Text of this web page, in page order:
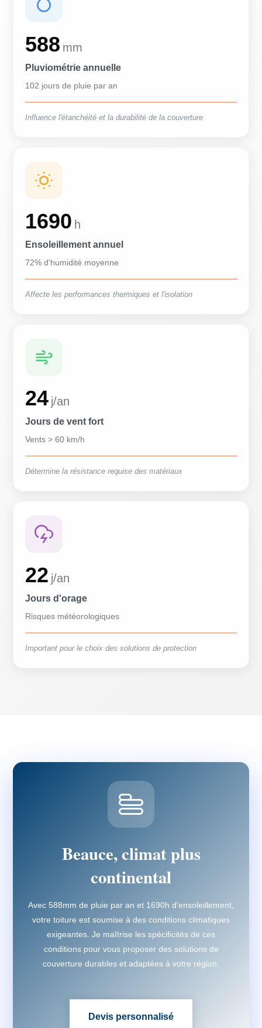
588 mm
Pluviométrie annuelle
102 jours de pluie par an
Influence l'étanchéité et la durabilité de la couverture
1690 h
Ensoleillement annuel
72% d'humidité moyenne
Affecte les performances thermiques et l'isolation
24 j/an
Jours de vent fort
Vents > 60 km/h
Détermine la résistance requise des matériaux
22 j/an
Jours d'orage
Risques météorologiques
Important pour le choix des solutions de protection
Beauce, climat plus
continental
Avec 588mm de pluie par an et 1690h d'ensoleillement,
votre toiture est soumise à des conditions climatiques
exigeantes. Je maîtrise les spécificités de ces
conditions pour vous proposer des solutions de
couverture durables et adaptées à votre région.
Devis personnalisé